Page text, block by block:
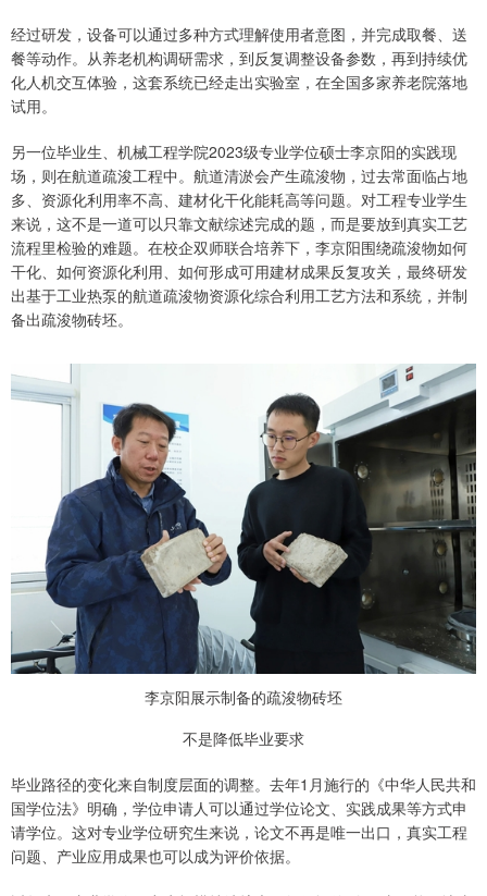
经过研发，设备可以通过多种方式理解使用者意图，并完成取餐、送
餐等动作。从养老机构调研需求，到反复调整设备参数，再到持续优
化人机交互体验，这套系统已经走出实验室，在全国多家养老院落地
试用。
另一位毕业生、机械工程学院2023级专业学位硕士李京阳的实践现
场，则在航道疏浚工程中。航道清淤会产生疏浚物，过去常面临占地
多、资源化利用率不高、建材化干化能耗高等问题。对工程专业学生
来说，这不是一道可以只靠文献综述完成的题，而是要放到真实工艺
流程里检验的难题。在校企双师联合培养下，李京阳围绕疏浚物如何
干化、如何资源化利用、如何形成可用建材成果反复攻关，最终研发
出基于工业热泵的航道疏浚物资源化综合利用工艺方法和系统，并制
备出疏浚物砖坯。
李京阳展示制备的疏浚物砖坯
不是降低毕业要求
毕业路径的变化来自制度层面的调整。去年1月施行的《中华人民共和
国学位法》明确，学位申请人可以通过学位论文、实践成果等方式申
请学位。这对专业学位研究生来说，论文不再是唯一出口，真实工程
问题、产业应用成果也可以成为评价依据。